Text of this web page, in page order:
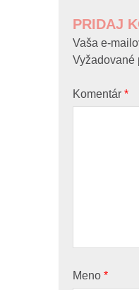
PRIDAJ
Vaša e-
Komentár*
Meno*